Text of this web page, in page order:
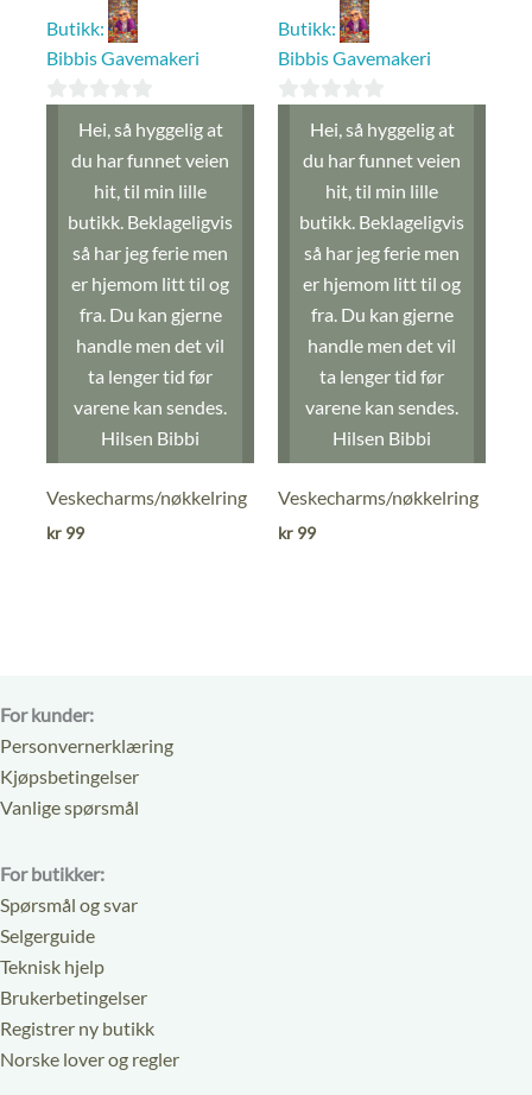
Butikk:
Bibbis Gavemakeri
Hei, så hyggelig at
du har funnet veien
hit, til min lille
butikk. Beklageligvis
så har jeg ferie men
er hjemom litt til og
fra. Du kan gjerne
handle men det vil
ta lenger tid før
varene kan sendes.
Hilsen Bibbi
Veskecharms/nøkkelring
kr 99
Butikk:
Bibbis Gavemakeri
Hei, så hyggelig at
du har funnet veien
hit, til min lille
butikk. Beklageligvis
så har jeg ferie men
er hjemom litt til og
fra. Du kan gjerne
handle men det vil
ta lenger tid før
varene kan sendes.
Hilsen Bibbi
Veskecharms/nøkkelring
kr 99
For kunder:
Personvernerklæring
Kjøpsbetingelser
Vanlige spørsmål
For butikker:
Spørsmål og svar
Selgerguide
Teknisk hjelp
Brukerbetingelser
Registrer ny butikk
Norske lover og regler